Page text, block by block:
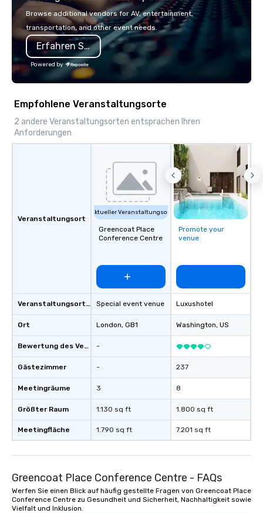
with La Costa Limousine.
Browse additional vendors for AV, entertainment,
transportation, and other event needs.
Erfahren Sie mehr
Powered by
Empfohlene Veranstaltungsorte
2 andere Veranstaltungsorten entsprachen Ihren
Anforderungen
Veranstaltungsort
Veranstaltungsortstyp
Ort
Bewertung des Veranstaltungsortes
Gästezimmer
Meetingräume
Größter Raum
Meetingfläche
Aktueller Veranstaltungsort
Greencoat Place
Conference Centre
Special event venue
London, GB1
-
-
3
1.130 sq ft
1.790 sq ft
Promote your
venue
Luxushotel
Washington, US
237
8
1.800 sq ft
7.201 sq ft
Greencoat Place Conference Centre - FAQs
Werfen Sie einen Blick auf häufig gestellte Fragen von Greencoat Place
Conference Centre zu Gesundheit und Sicherheit, Nachhaltigkeit sowie
Vielfalt und Inklusion.